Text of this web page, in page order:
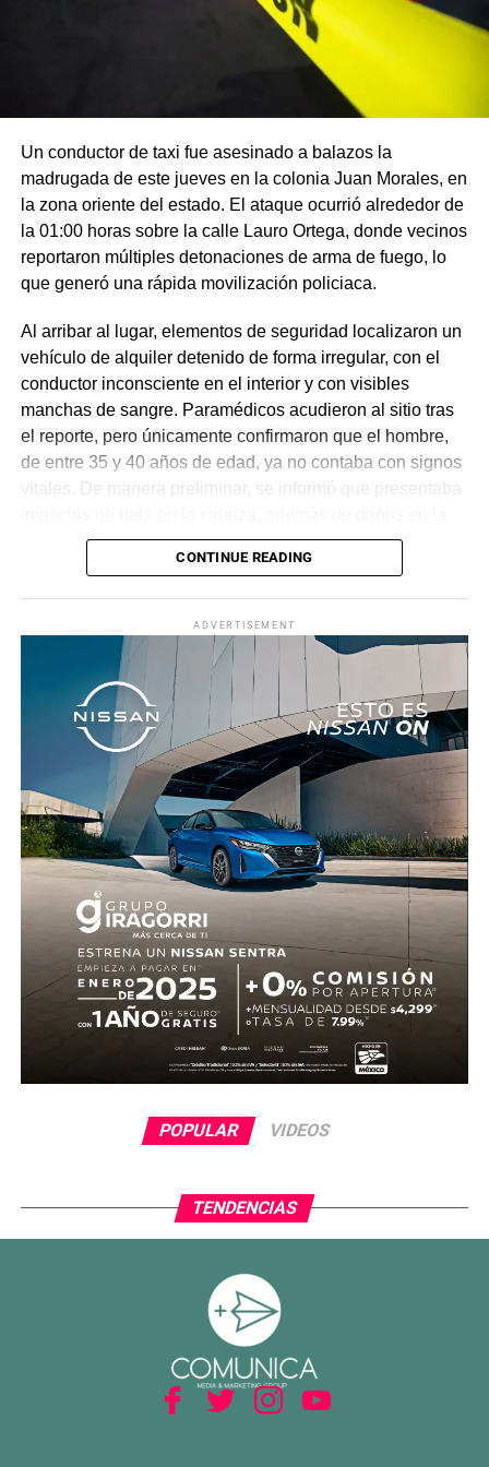
Un conductor de taxi fue asesinado a balazos la
madrugada de este jueves en la colonia Juan Morales, en
la zona oriente del estado. El ataque ocurrió alrededor de
la 01:00 horas sobre la calle Lauro Ortega, donde vecinos
reportaron múltiples detonaciones de arma de fuego, lo
que generó una rápida movilización policiaca.
Al arribar al lugar, elementos de seguridad localizaron un
vehículo de alquiler detenido de forma irregular, con el
conductor inconsciente en el interior y con visibles
manchas de sangre. Paramédicos acudieron al sitio tras
el reporte, pero únicamente confirmaron que el hombre,
de entre 35 y 40 años de edad, ya no contaba con signos
vitales. De manera preliminar, se informó que presentaba
puerta del lado del conductor.
realizaron las diligencias correspondientes y el
levantamiento del cuerpo. Hasta el momento no se
cuenta con información sobre los agresores, y el cadáver
fue trasladado al Servicio Médico Forense en espera de
ser identificado, en tanto continúan las investigaciones.
CONTINUE READING
ADVERTISEMENT
POPULAR VIDEOS
TENDENCIAS